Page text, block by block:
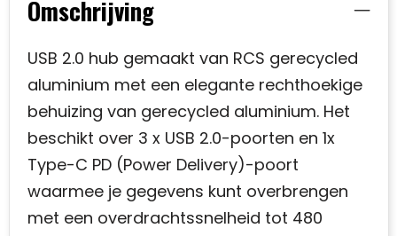
Omschrijving
USB 2.0 hub gemaakt van RCS gerecycled
aluminium met een elegante rechthoekige
behuizing van gerecycled aluminium. Het
beschikt over 3 x USB 2.0-poorten en 1x
Type-C PD (Power Delivery)-poort
waarmee je gegevens kunt overbrengen
met een overdrachtssnelheid tot 480